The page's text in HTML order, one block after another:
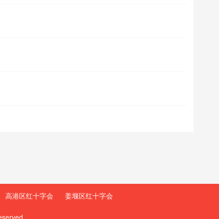
高港区红十字会 姜堰区红十字会